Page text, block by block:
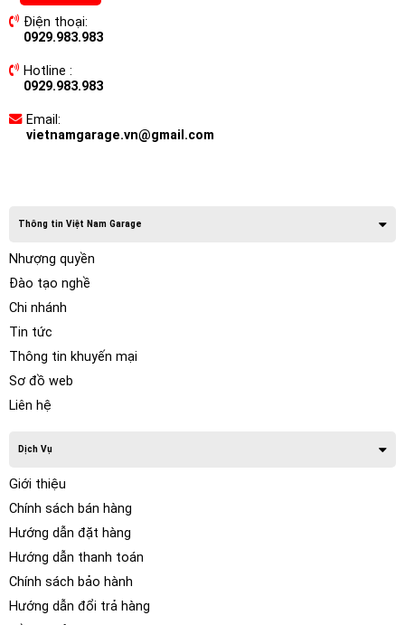
Điện thoại:
0929.983.983
Hotline :
0929.983.983
Email:
vietnamgarage.vn@gmail.com
Thông tin Việt Nam Garage
Nhượng quyền
Đào tạo nghề
Chi nhánh
Tin tức
Thông tin khuyến mại
Sơ đồ web
Liên hệ
Dịch Vụ
Giới thiệu
Chính sách bán hàng
Hướng dẫn đặt hàng
Hướng dẫn thanh toán
Chính sách bảo hành
Hướng dẫn đổi trả hàng